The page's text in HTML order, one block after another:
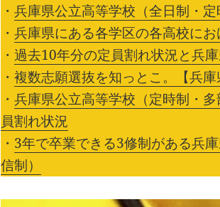
・兵庫県公立高等学校（全日制・定
・兵庫県にある各学区の各高校に
・過去10年分の定員割れ状況と兵
・複数志願選抜を知っとこ。【兵
・兵庫県公立高等学校（定時制・
員割れ状況
・ 3年で卒業できる3修制がある兵
信制）